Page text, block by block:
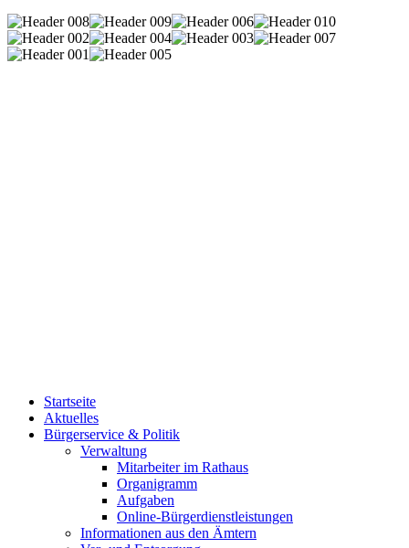
Startseite
Aktuelles
Bürgerservice & Politik
Verwaltung
Mitarbeiter im Rathaus
Organigramm
Aufgaben
Online-Bürgerdienstleistungen
Informationen aus den Ämtern